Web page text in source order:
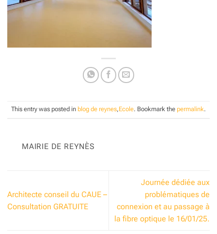
This entry was posted in blog de reynes,Ecole. Bookmark the permalink.
MAIRIE DE REYNÈS
Architecte conseil du CAUE –
Consultation GRATUITE
Journée dédiée aux
problématiques de
connexion et au passage à
la fibre optique le 16/01/25.